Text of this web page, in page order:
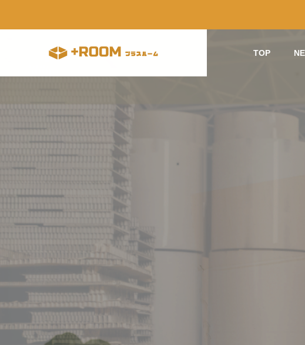
TOP
ABOUT US
COMPANY
ついて
あなた
Plus Roomの製品は、
軽量で丈夫な素材を使用し、家庭
環境に配慮した